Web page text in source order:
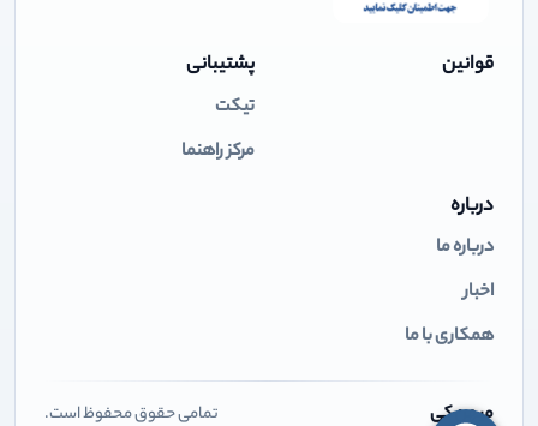
قوانین پشتیبانی
تیکت
مرکز راهنما
درباره
درباره ما
اخبار
همکاری با ما
میهن کی تمامی حقوق محفوظ است.